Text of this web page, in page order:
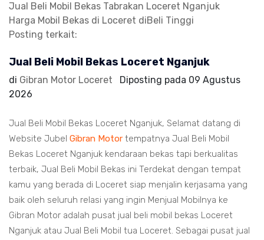
Jual Beli Mobil Bekas Tabrakan Loceret Nganjuk
Harga Mobil Bekas di Loceret diBeli Tinggi
Posting terkait:
Jual Beli Mobil Bekas Loceret Nganjuk
di Gibran Motor Loceret Diposting pada 09 Agustus
2026
Jual Beli Mobil Bekas Loceret Nganjuk, Selamat datang di
Website Jubel Gibran Motor tempatnya Jual Beli Mobil
Bekas Loceret Nganjuk kendaraan bekas tapi berkualitas
terbaik, Jual Beli Mobil Bekas ini Terdekat dengan tempat
kamu yang berada di Loceret siap menjalin kerjasama yang
baik oleh seluruh relasi yang ingin Menjual Mobilnya ke
Gibran Motor adalah pusat jual beli mobil bekas Loceret
Nganjuk atau Jual Beli Mobil tua Loceret. Sebagai pusat jual